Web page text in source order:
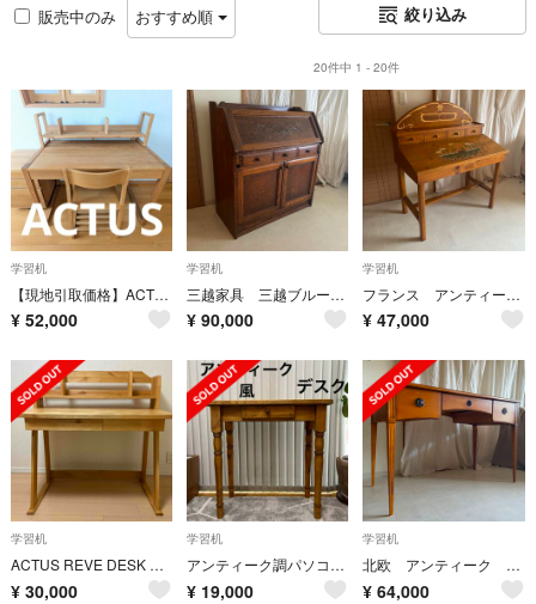
販売中のみ おすすめ順 絞り込み
20件中 1 - 20件
学習机
【現地引取価格】ACTUS 4点セット デスク シェルフ チェスト 椅子
¥ 52,000
学習机
三越家具 三越ブルージュ ライティングビューロー カントリー 英国 デスク 北欧
¥ 90,000
学習机
フランス アンティーク ドローイング デスク 机 トールペイント カントリー
¥ 47,000
学習机
ACTUS REVE DESK ブックシェルフ付き 学習机 アクタス
¥ 30,000
学習机
アンティーク調パソコンデスク
¥ 19,000
学習机
北欧 アンティーク デスク モダン 両袖デスク テーブル 机 ヨーロピアン
¥ 64,000